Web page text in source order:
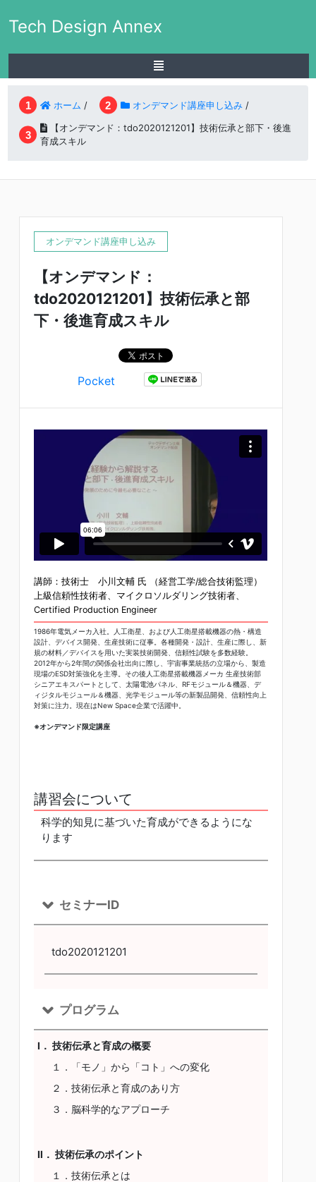
Tech Design Annex
ホーム / オンデマンド講座申し込み/
【オンデマンド：tdo2020121201】技術伝承と部下・後進
育成スキル
オンデマンド講座申し込み
【オンデマンド：
tdo2020121201】技術伝承と部
下・後進育成スキル
Pocket
講師：技術士 小川文輔 氏 （経営工学/総合技術監理）
上級信頼性技術者、マイクロソルダリング技術者、
Certified Production Engineer
1986年電気メーカ入社。人工衛星、および人工衛星搭載機器の熱・構造
設計、デバイス開発、生産技術に従事。各種開発・設計、生産に際し、新
規の材料／デバイスを用いた実装技術開発、信頼性試験を多数経験。
2012年から2年間の関係会社出向に際し、宇宙事業統括の立場から、製造
現場のESD対策強化を主導。その後人工衛星搭載機器メーカ 生産技術部
シニアエキスパートとして、太陽電池パネル、RFモジュール＆機器、デ
ィジタルモジュール＆機器、光学モジュール等の新製品開発、信頼性向上
対策に注力。現在はNew Space企業で活躍中。
※オンデマンド限定講座
講習会について
科学的知見に基づいた育成ができるようにな
ります
セミナーID
tdo2020121201
プログラム
Ⅰ． 技術伝承と育成の概要
１．「モノ」から「コト」への変化
２．技術伝承と育成のあり方
３．脳科学的なアプローチ
Ⅱ． 技術伝承のポイント
１．技術伝承とは